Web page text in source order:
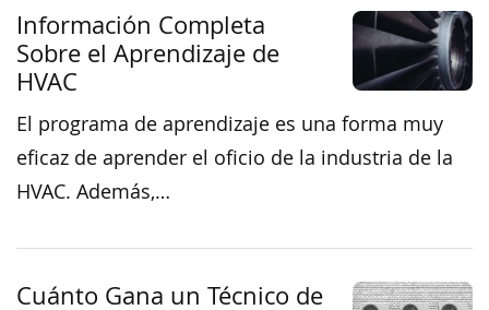
Información Completa
Sobre el Aprendizaje de
HVAC
El programa de aprendizaje es una forma muy
eficaz de aprender el oficio de la industria de la
HVAC. Además,…
Cuánto Gana un Técnico de